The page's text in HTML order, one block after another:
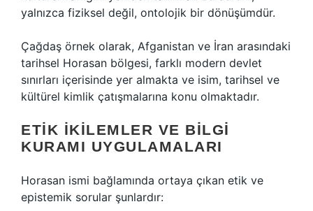
yalnızca fiziksel değil, ontolojik bir dönüşümdür.
Çağdaş örnek olarak, Afganistan ve İran arasındaki
tarihsel Horasan bölgesi, farklı modern devlet
sınırları içerisinde yer almakta ve isim, tarihsel ve
kültürel kimlik çatışmalarına konu olmaktadır.
ETIK İKILEMLER VE BILGI
KURAMI UYGULAMALARI
Horasan ismi bağlamında ortaya çıkan etik ve
epistemik sorular şunlardır: